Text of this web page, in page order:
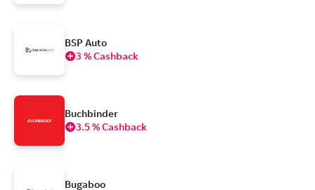
BSP Auto
3 % Cashback
Buchbinder
3.5 % Cashback
Bugaboo